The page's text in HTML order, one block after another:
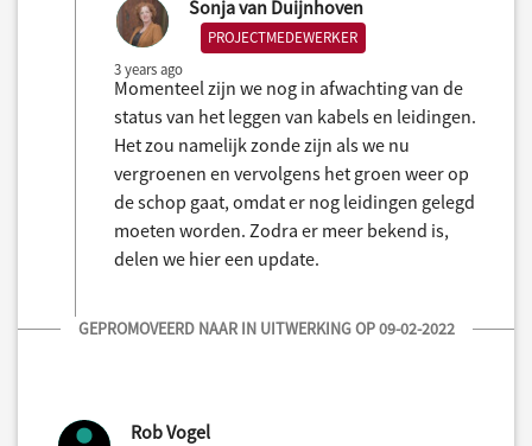
Sonja van Duijnhoven
PROJECTMEDEWERKER
3 years ago
Momenteel zijn we nog in afwachting van de
status van het leggen van kabels en leidingen.
Het zou namelijk zonde zijn als we nu
vergroenen en vervolgens het groen weer op
de schop gaat, omdat er nog leidingen gelegd
moeten worden. Zodra er meer bekend is,
delen we hier een update.
GEPROMOVEERD NAAR IN UITWERKING OP 09-02-2022
Rob Vogel